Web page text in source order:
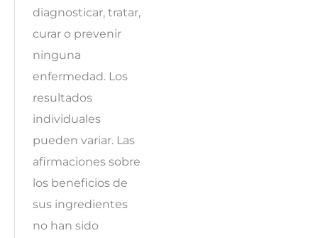
diagnosticar, tratar,
curar o prevenir
ninguna
enfermedad. Los
resultados
individuales
pueden variar. Las
afirmaciones sobre
los beneficios de
sus ingredientes
no han sido